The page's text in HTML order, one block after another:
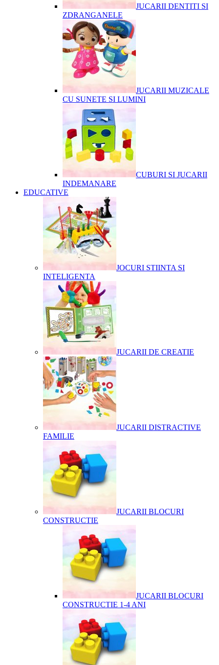
JUCARII DENTITI SI
ZDRANGANELE
JUCARII MUZICALE
CU SUNETE SI LUMINI
CUBURI SI JUCARII
INDEMANARE
EDUCATIVE
JOCURI STIINTA SI
INTELIGENTA
JUCARII DE CREATIE
JUCARII DISTRACTIVE
FAMILIE
JUCARII BLOCURI
CONSTRUCTIE
JUCARII BLOCURI
CONSTRUCTIE 1-4 ANI